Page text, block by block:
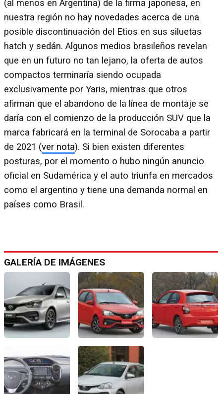
(al menos en Argentina) de la firma japonesa, en
nuestra región no hay novedades acerca de una
posible discontinuación del Etios en sus siluetas
hatch y sedán. Algunos medios brasileños revelan
que en un futuro no tan lejano, la oferta de autos
compactos terminaría siendo ocupada
exclusivamente por Yaris, mientras que otros
afirman que el abandono de la línea de montaje se
daría con el comienzo de la producción SUV que la
marca fabricará en la terminal de Sorocaba a partir
de 2021 (ver nota). Si bien existen diferentes
posturas, por el momento o hubo ningún anuncio
oficial en Sudamérica y el auto triunfa en mercados
como el argentino y tiene una demanda normal en
países como Brasil.
GALERÍA DE IMÁGENES